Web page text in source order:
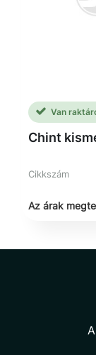
Van
Chint
Cikkszám
Az árak